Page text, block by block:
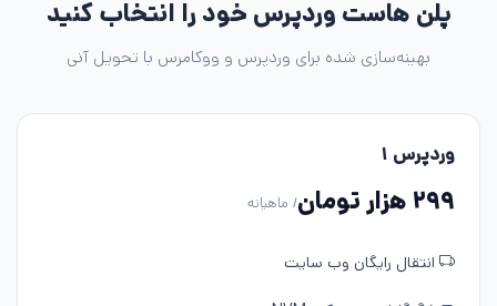
پلن هاست وردپرس خود را انتخاب کنید
بهینه‌سازی شده برای وردپرس و ووکامرس با تحویل آنی
وردپرس ۱
۲۹۹ هزار تومان / ماهیانه
انتقال رایگان وب سایت